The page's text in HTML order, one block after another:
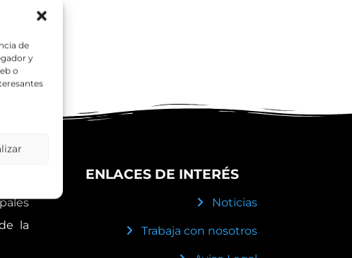
de
y
o
la
ENLACES DE INTERÉS
Noticias
Trabaja con nosotros